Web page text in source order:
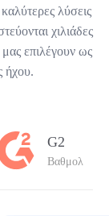
λύσεις
χιλιάδες
μας επιλέγουν ως
ήχου.
4.8/5 στο Capterra
G2